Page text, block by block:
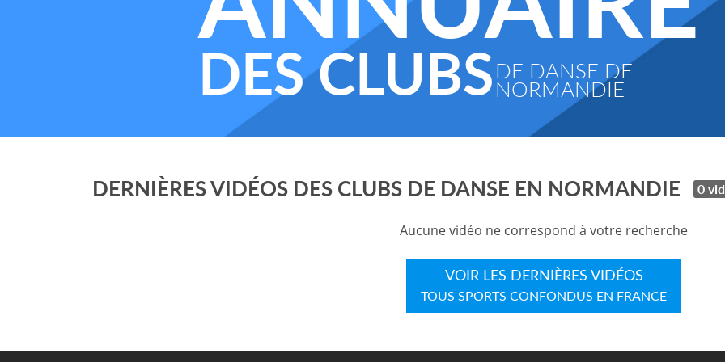
DES CLUBSDE DANSE DE
NORMANDIE
DERNIÈRES VIDÉOS DES CLUBS DE DANSE EN NORMANDIE 0
Aucune vidéo ne correspond à votre recherche
VOIR LES DERNIÈRES VIDÉOS
TOUS SPORTS CONFONDUS EN FRANCE